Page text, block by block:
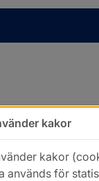
kakor
kakor
används för